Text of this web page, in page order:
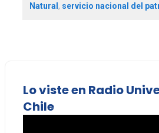
Natural, servicio nacional del
Lo viste en Radio
Chile